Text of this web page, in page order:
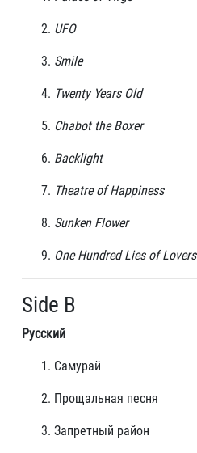
UFO
Smile
Twenty Years Old
Chabot the Boxer
Backlight
Theatre of Happiness
Sunken Flower
One Hundred Lies of Lovers
Side B
Русский
Самурай
Прощальная песня
Запретный район